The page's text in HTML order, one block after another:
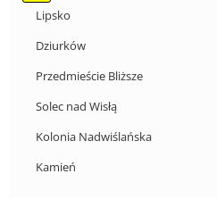
Lipsko
Dziurków
Przedmieście Bliższe
Solec nad Wisłą
Kolonia Nadwiślańska
Kamień